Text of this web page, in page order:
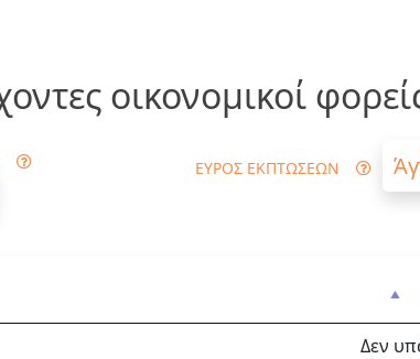
οικονομικοί
ΕΥΡΟΣ ΕΚΠΤΩΣΕΩΝ
Δεν